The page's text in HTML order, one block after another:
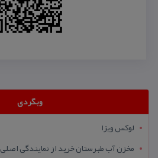
وبگردی
لوکس ویزا
مخزن آب طبرستان خرید از نمایندگی اصلی